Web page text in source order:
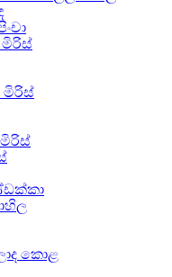
මිරිස්
මිරිස්
මිරිස්
කොළ